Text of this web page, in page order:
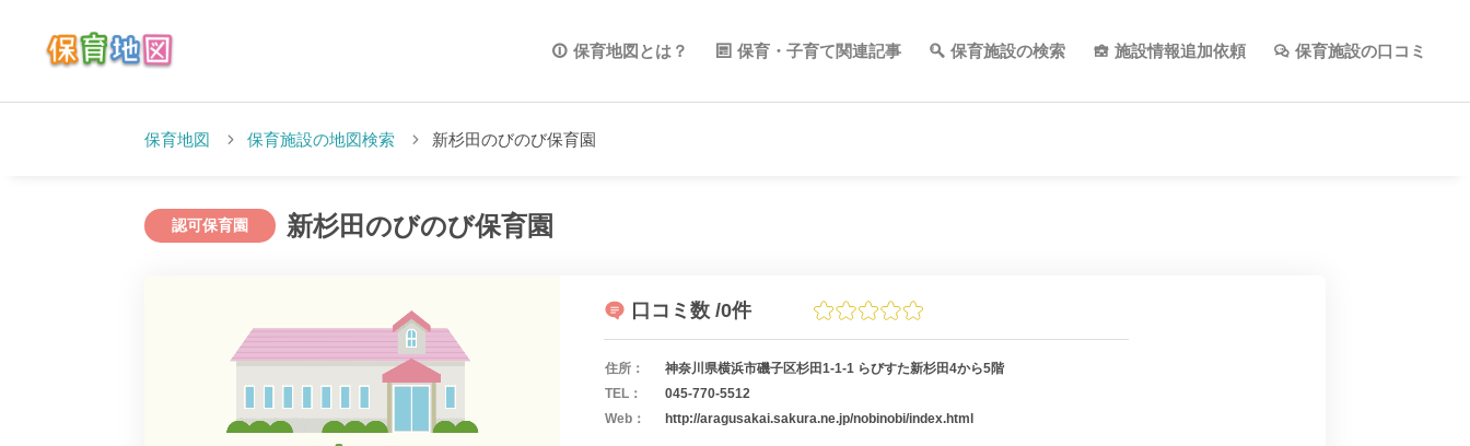
保育地図とは？ 保育・子育て関連記事 保育施設の検索 施設情報追加依頼 保育施設の口コミ
保育地図 保育施設の地図検索 新杉田のびのび保育園
認可保育園 新杉田のびのび保育園
口コミ数 /0件
住所：
神奈川県横浜市磯子区杉田1-1-1 らびすた新杉田4から5階
TEL：
045-770-5512
Web：
http://aragusakai.sakura.ne.jp/nobinobi/index.html